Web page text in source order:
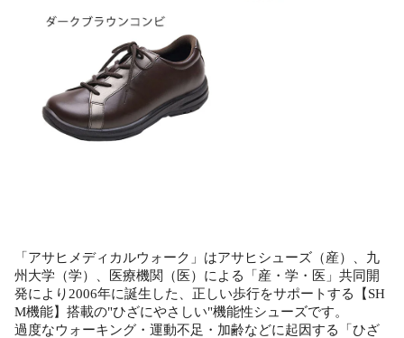
「アサヒメディカルウォーク」はアサヒシューズ（産）、九
州大学（学）、医療機関（医）による「産・学・医」共同開
発により2006年に誕生した、正しい歩行をサポートする【SH
M機能】搭載の"ひざにやさしい"機能性シューズです。
過度なウォーキング・運動不足・加齢などに起因する「ひざ